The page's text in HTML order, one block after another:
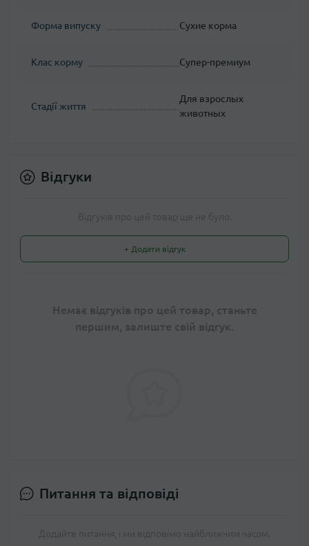
Форма випуску Сухие корма
Клас корму Супер-премиум
Стадії життя
Для взрослых
животных
Відгуки
Відгуків про цей товар ще не було.
+ Додати відгук
Немає відгуків про цей товар, станьте
першим, залиште свій відгук.
Питання та відповіді
Додайте питання, і ми відповімо найближчим часом.